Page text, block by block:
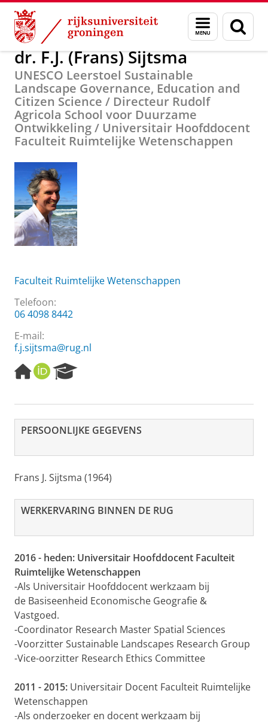
Skip
Content
Skip
Navigation
Menu
en
zoeken
Over ons dr. F.J. (Frans) Sijtsma
dr. F.J. (Frans) Sijtsma
UNESCO Leerstoel Sustainable
Landscape Governance, Education and
Citizen Science / Directeur Rudolf
Agricola School voor Duurzame
Ontwikkeling / Universitair Hoofddocent
Faculteit Ruimtelijke Wetenschappen
Faculteit Ruimtelijke Wetenschappen
Telefoon:
06 4098 8442
E-mail:
f.j.sijtsma@rug.nl
H
o
e
p
a
e
O
R
I
D
e
a
r
h
o
t
a
PERSOONLIJKE GEGEVENS
Frans J. Sijtsma (1964)
WERKERVARING BINNEN DE RUG
2016 - heden: Universitair Hoofddocent Faculteit
Ruimtelijke Wetenschappen
-Als Universitair Hoofddocent werkzaam bij
de Basiseenheid Economische Geografie &
Vastgoed.
-Coordinator Research Master Spatial Sciences
-Voorzitter Sustainable Landscapes Research Group
-Vice-oorzitter Research Ethics Committee
2011 - 2015: Universitair Docent Faculteit Ruimtelijke
Wetenschappen
-Als onderzoeker en docent werkzaam bij